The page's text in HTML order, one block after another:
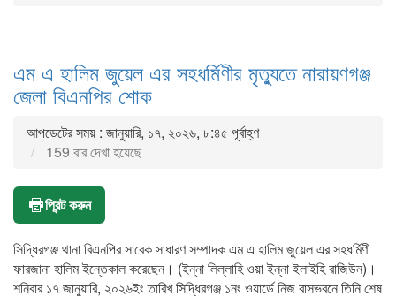
এম এ হালিম জুয়েল এর সহধর্মিণীর মৃত্যুতে নারায়ণগঞ্জ
জেলা বিএনপির শোক
আপডেটের সময় : জানুয়ারি, ১৭, ২০২৬, ৮:৪৫ পূর্বাহ্ণ
159 বার দেখা হয়েছে
প্রিন্ট করুন
সিদ্ধিরগঞ্জ থানা বিএনপির সাবেক সাধারণ সম্পাদক এম এ হালিম জুয়েল এর সহধর্মিণী
ফারজানা হালিম ইন্তেকাল করেছেন। (ইন্না লিল্লাহি ওয়া ইন্না ইলাইহি রাজিউন)।
শনিবার ১৭ জানুয়ারি, ২০২৬ইং তারিখ সিদ্ধিরগঞ্জ ১নং ওয়ার্ডে নিজ বাসভবনে তিনি শেষ